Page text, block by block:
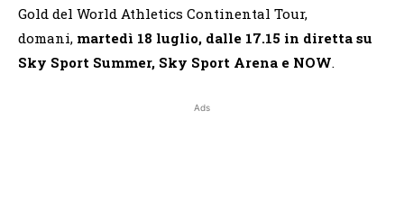
Gold del World Athletics Continental Tour,
domani, martedì 18 luglio, dalle 17.15 in diretta su
Sky Sport Summer, Sky Sport Arena e NOW.
Ads